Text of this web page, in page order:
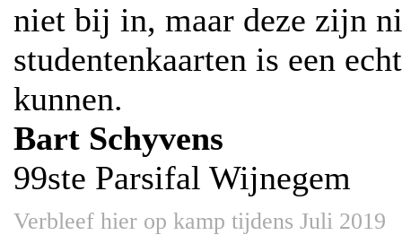
niet bij in, maar deze zijn
studentenkaarten is een
kunnen.
Bart Schyvens
99ste Parsifal Wijnegem
Verbleef hier op kamp tijdens Juli 2019